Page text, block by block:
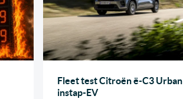
Fleet test Citroën ë-C3 Urban
instap-EV